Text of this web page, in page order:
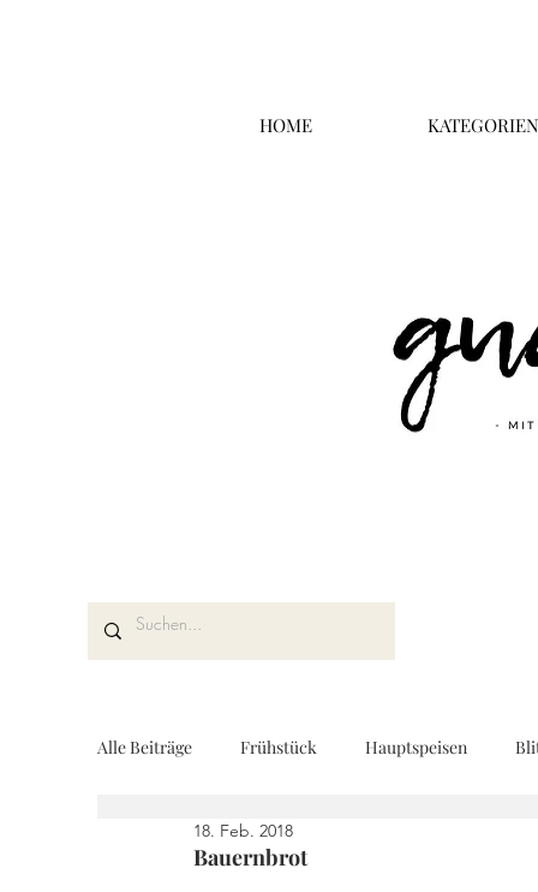
HOME KATEGORIEN
Alle Beiträge Frühstück Hauptspeisen
Kuchen und Desserts
Bauernbrot
18. Feb. 2018